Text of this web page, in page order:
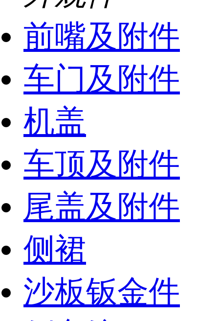
前嘴及附件
车门及附件
机盖
车顶及附件
尾盖及附件
侧裙
沙板钣金件